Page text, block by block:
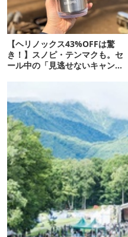
【ヘリノックス43%OFFは驚
き！】スノピ・テンマクも。セ
ール中の「見逃せないキャンプ